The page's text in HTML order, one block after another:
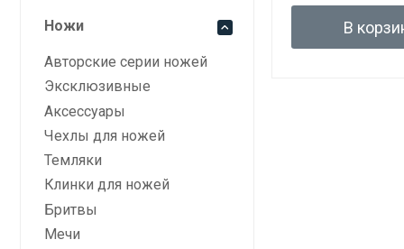
Ножи
Авторские серии ножей
Эксклюзивные
Аксессуары
Чехлы для ножей
Темляки
Клинки для ножей
Бритвы
Мечи
В